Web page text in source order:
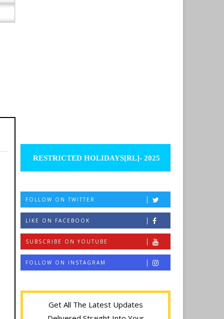
RESTRICTED HOLIDAYS[RL]- 2025
FOLLOW ON TWITTER
LIKE ON FACEBOOK
SUBSCRIBE ON YOUTUBE
FOLLOW ON INSTAGRAM
Get All The Latest Updates